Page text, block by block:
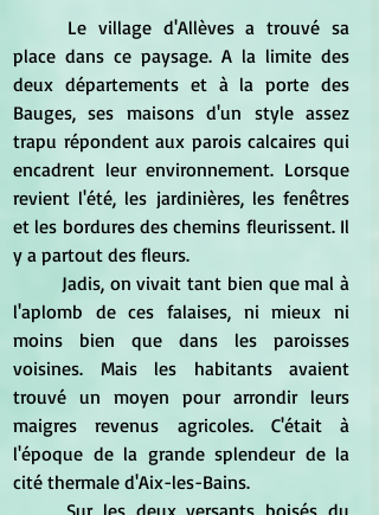
place dans ce paysage. A la limite des
deux départements et à la porte des
Bauges, ses maisons d'un style assez
trapu répondent aux parois calcaires qui
encadrent leur environnement. Lorsque
revient l'été, les jardinières, les fenêtres
et les bordures des chemins fleurissent. Il
y a partout des fleurs.
l'aplomb de ces falaises, ni mieux ni
moins bien que dans les paroisses
voisines. Mais les habitants avaient
trouvé un moyen pour arrondir leurs
maigres revenus agricoles. C'était à
l'époque de la grande splendeur de la
cité thermale d'Aix-les-Bains.